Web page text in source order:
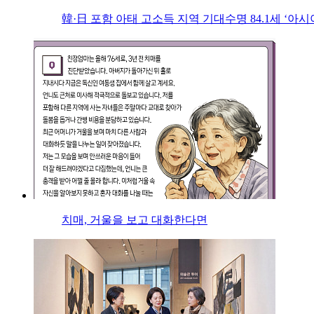
韓·日 포함 아태 고소득 지역 기대수명 84.1세 ‘아시
치매, 거울을 보고 대화한다면